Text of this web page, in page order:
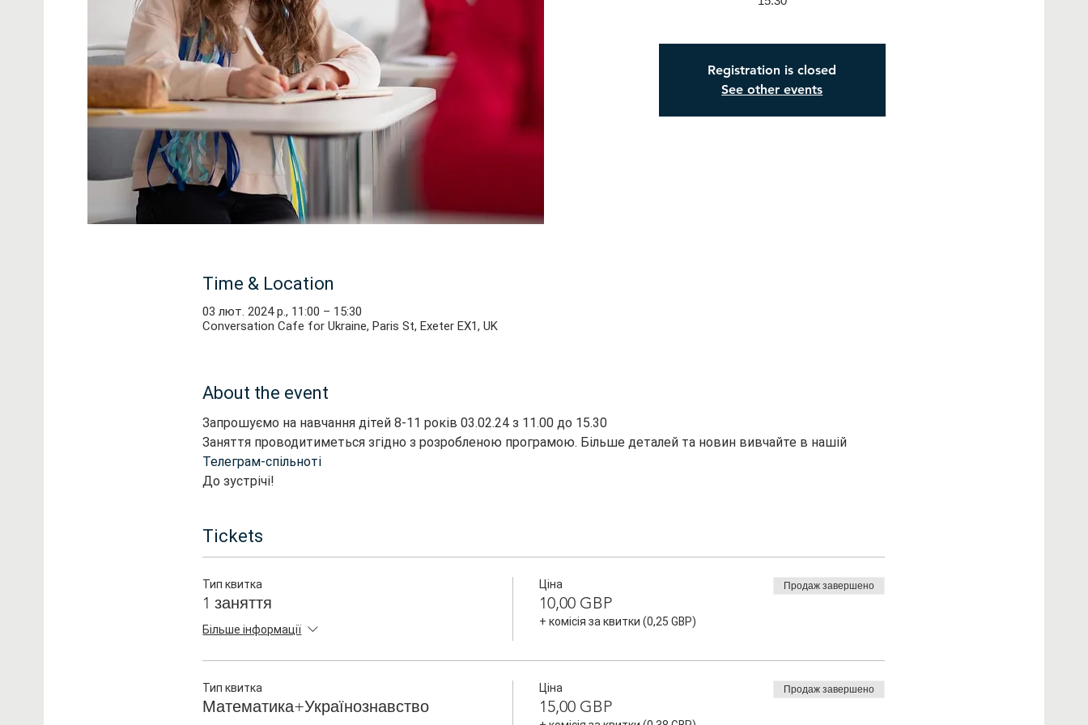
Registration is closed
See other events
Time & Location
03 лют. 2024 р., 11:00 – 15:30
Conversation Cafe for Ukraine, Paris St, Exeter EX1, UK
About the event
Запрошуємо на навчання дітей 8-11 років 03.02.24 з 11.00 до 15.30
Заняття проводитиметься згідно з розробленою програмою. Більше деталей та новин вивчайте в нашій
Телеграм-спільноті
До зустрічі!
Tickets
Тип квитка
1 заняття
Більше інформації
Ціна
10,00 GBP
+ комісія за квитки (0,25 GBP)
Продаж завершено
Тип квитка
Математика+Українознавство
Ціна
15,00 GBP
Продаж завершено